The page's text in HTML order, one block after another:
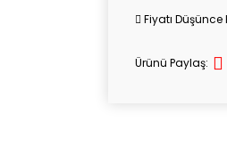
Fiyatı Düşünce
Ürünü Paylaş: